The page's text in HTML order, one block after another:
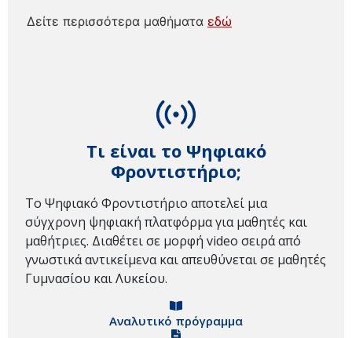
Τι είναι το Ψηφιακό
Φροντιστήριο;
Το Ψηφιακό Φροντιστήριο αποτελεί μια
σύγχρονη ψηφιακή πλατφόρμα για μαθητές και
μαθήτριες. Διαθέτει σε μορφή video σειρά από
γνωστικά αντικείμενα και απευθύνεται σε μαθητές
Γυμνασίου και Λυκείου.
Αναλυτικό πρόγραμμα
Δείτε περισσότερα μαθήματα εδώ